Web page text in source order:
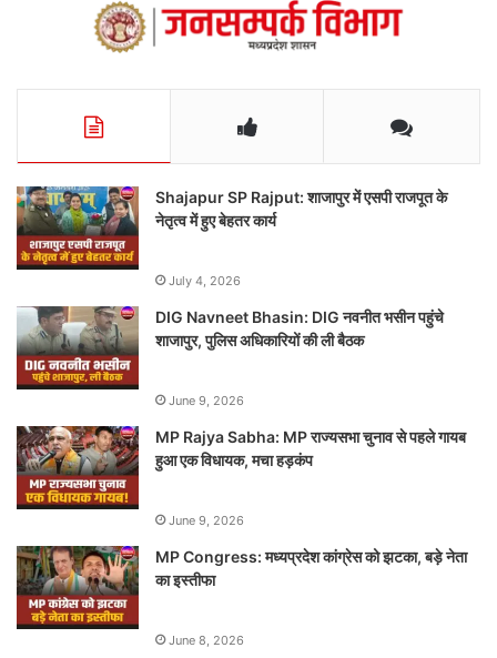
Shajapur SP Rajput: शाजापुर में एसपी राजपूत के
नेतृत्व में हुए बेहतर कार्य
July 4, 2026
DIG Navneet Bhasin: DIG नवनीत भसीन पहुंचे
शाजापुर, पुलिस अधिकारियों की ली बैठक
June 9, 2026
MP Rajya Sabha: MP राज्यसभा चुनाव से पहले गायब
हुआ एक विधायक, मचा हड़कंप
June 9, 2026
MP Congress: मध्यप्रदेश कांग्रेस को झटका, बड़े नेता
का इस्तीफा
June 8, 2026